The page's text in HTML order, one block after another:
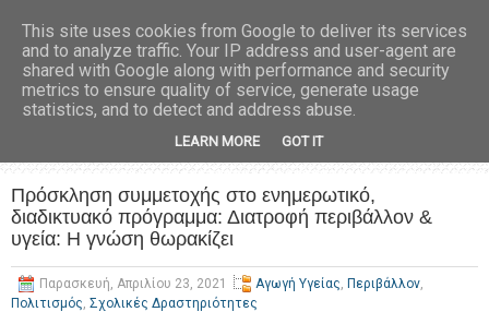
Πρόσκληση συμμετοχής στο ενημερωτικό,
διαδικτυακό πρόγραμμα: Διατροφή περιβάλλον &
υγεία: Η γνώση θωρακίζει
Παρασκευή, Απριλίου 23, 2021 Αγωγή Υγείας, Περιβάλλον,
Πολιτισμός, Σχολικές Δραστηριότητες
This site uses cookies from Google to deliver its services
and to analyze traffic. Your IP address and user-agent are
shared with Google along with performance and security
metrics to ensure quality of service, generate usage
statistics, and to detect and address abuse.
LEARN MORE GOT IT